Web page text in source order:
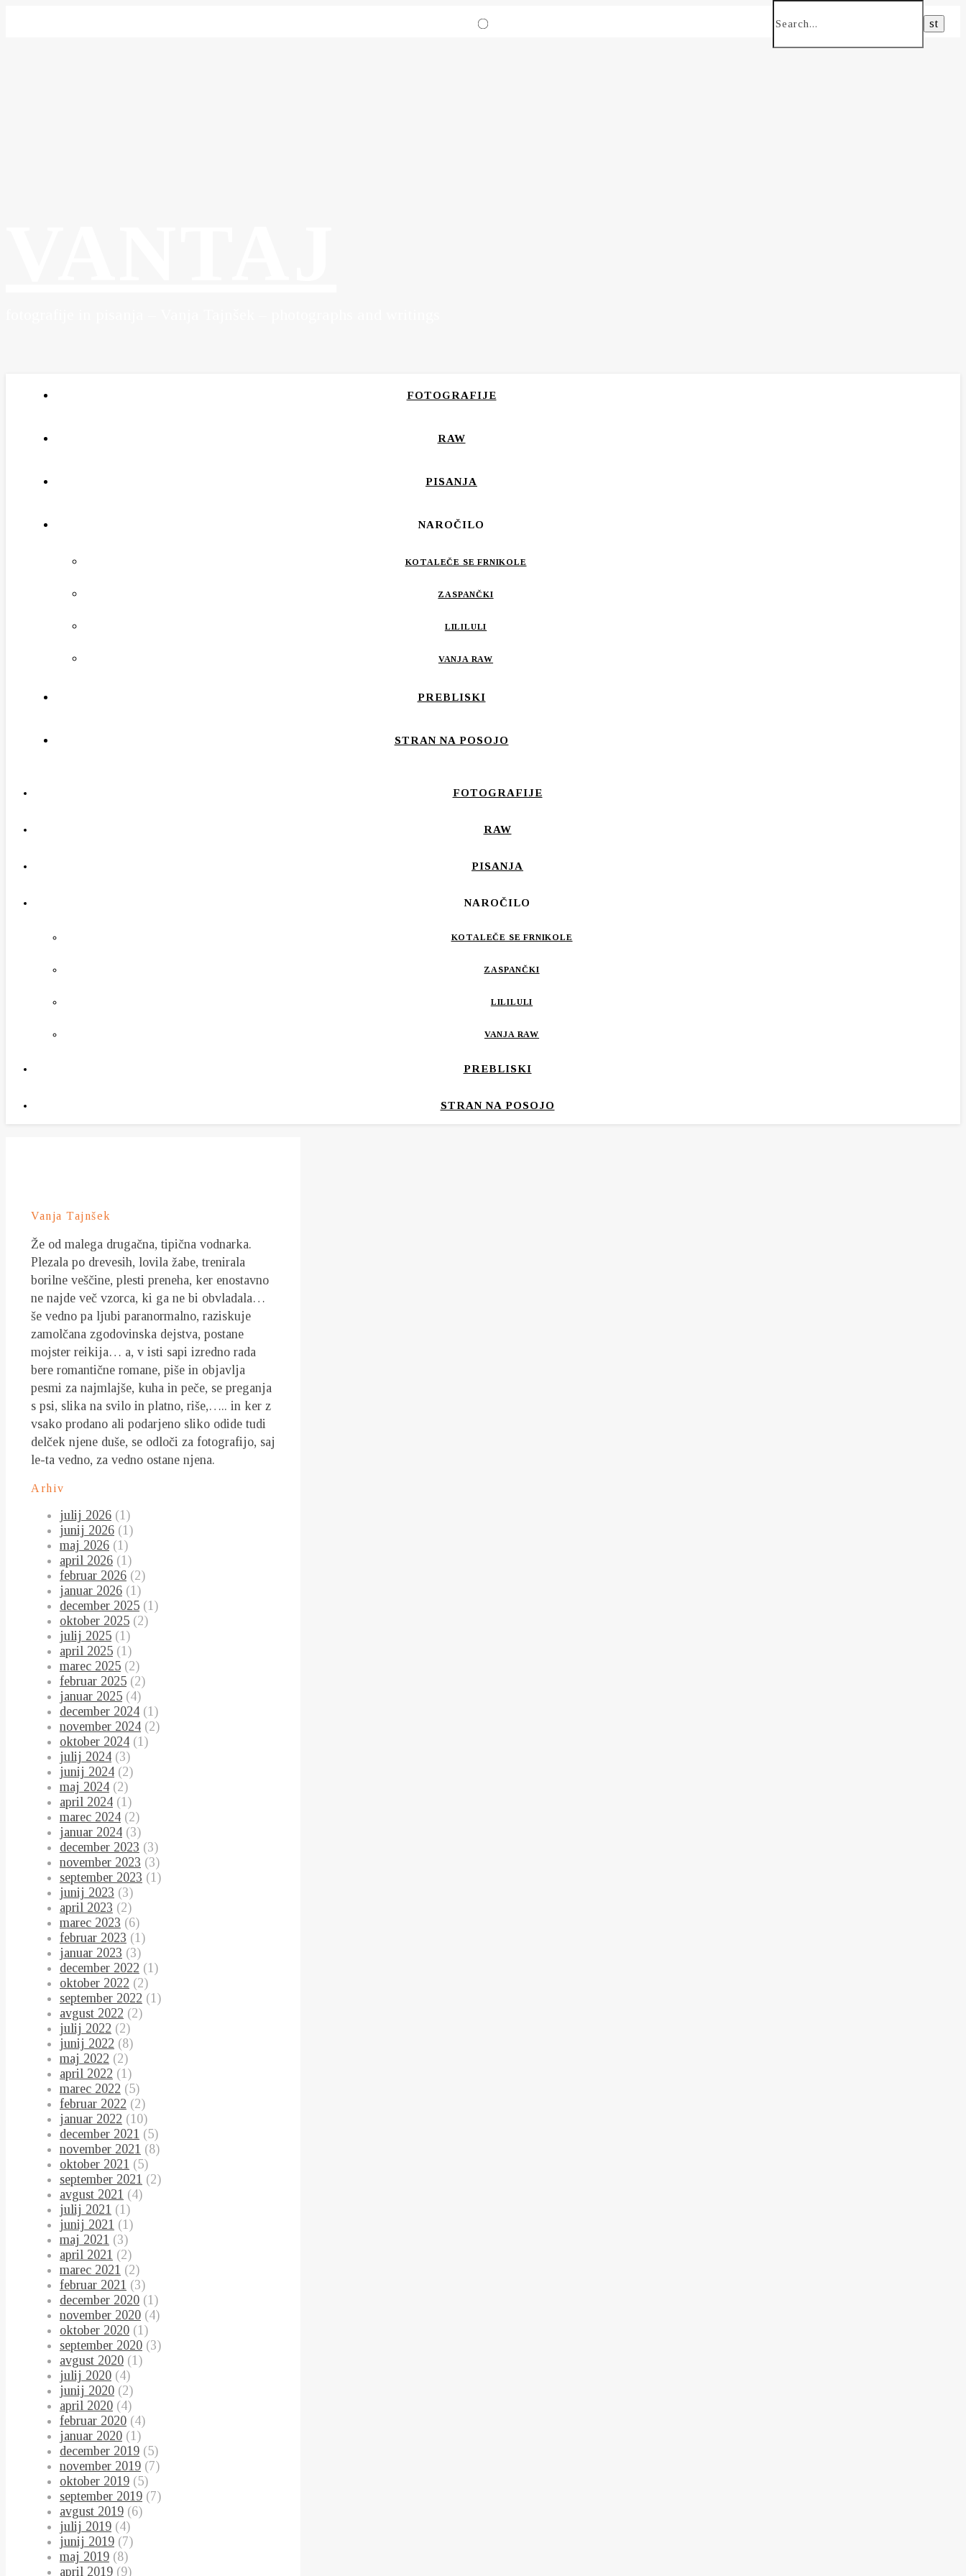
FOTOGRAFIJE
RAW
PISANJA
NAROČILO
KOTALEČE SE FRNIKOLE
ZASPANČKI
LILILULI
VANJA RAW
PREBLISKI
STRAN NA POSOJO
FOTOGRAFIJE
RAW
PISANJA
NAROČILO
KOTALEČE SE FRNIKOLE
ZASPANČKI
LILILULI
VANJA RAW
PREBLISKI
STRAN NA POSOJO
Vanja Tajnšek
Že od malega drugačna, tipična vodnarka.
Plezala po drevesih, lovila žabe, trenirala
borilne veščine, plesti preneha, ker enostavno
ne najde več vzorca, ki ga ne bi obvladala…
še vedno pa ljubi paranormalno, raziskuje
zamolčana zgodovinska dejstva, postane
mojster reikija… a, v isti sapi izredno rada
bere romantične romane, piše in objavlja
pesmi za najmlajše, kuha in peče, se preganja
s psi, slika na svilo in platno, riše,….. in ker z
vsako prodano ali podarjeno sliko odide tudi
delček njene duše, se odloči za fotografijo, saj
le-ta vedno, za vedno ostane njena.
Arhiv
julij 2026 (1)
junij 2026 (1)
maj 2026 (1)
april 2026 (1)
februar 2026 (2)
januar 2026 (1)
december 2025 (1)
oktober 2025 (2)
julij 2025 (1)
april 2025 (1)
marec 2025 (2)
februar 2025 (2)
januar 2025 (4)
december 2024 (1)
november 2024 (2)
oktober 2024 (1)
julij 2024 (3)
junij 2024 (2)
maj 2024 (2)
april 2024 (1)
marec 2024 (2)
januar 2024 (3)
december 2023 (3)
november 2023 (3)
september 2023 (1)
junij 2023 (3)
april 2023 (2)
marec 2023 (6)
februar 2023 (1)
januar 2023 (3)
december 2022 (1)
oktober 2022 (2)
september 2022 (1)
avgust 2022 (2)
julij 2022 (2)
junij 2022 (8)
maj 2022 (2)
april 2022 (1)
marec 2022 (5)
februar 2022 (2)
januar 2022 (10)
december 2021 (5)
november 2021 (8)
oktober 2021 (5)
september 2021 (2)
avgust 2021 (4)
julij 2021 (1)
junij 2021 (1)
maj 2021 (3)
april 2021 (2)
marec 2021 (2)
februar 2021 (3)
december 2020 (1)
november 2020 (4)
oktober 2020 (1)
september 2020 (3)
avgust 2020 (1)
julij 2020 (4)
junij 2020 (2)
april 2020 (4)
februar 2020 (4)
januar 2020 (1)
december 2019 (5)
november 2019 (7)
oktober 2019 (5)
september 2019 (7)
avgust 2019 (6)
julij 2019 (4)
junij 2019 (7)
maj 2019 (8)
april 2019 (9)